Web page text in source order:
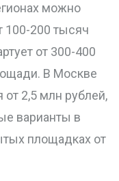
можно
100-200 тысяч
от 300-400
В Москве
2,5 млн рублей,
варианты в
площадках от